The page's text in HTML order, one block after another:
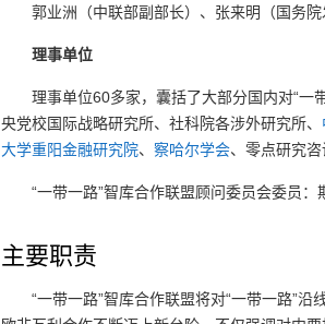
郭业洲（中联部副部长）、张来明（国务
理事单位
理事单位60多家，囊括了大部分国内对“一
央党校国际战略研究所、社科院各涉外研究所、
大学重阳金融研究院、 察哈尔学会、零点研究咨
“一带一路”智库合作联盟顾问委员会委员：
主要职责
“一带一路”智库合作联盟将对“一带一路”